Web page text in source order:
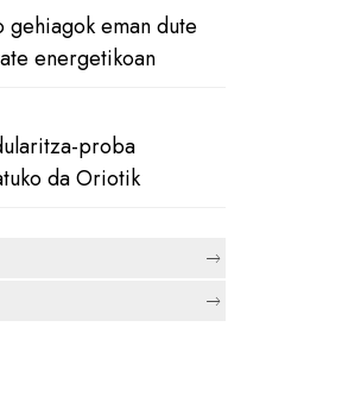
eman dute
energetikoan
proba
da Oriotik